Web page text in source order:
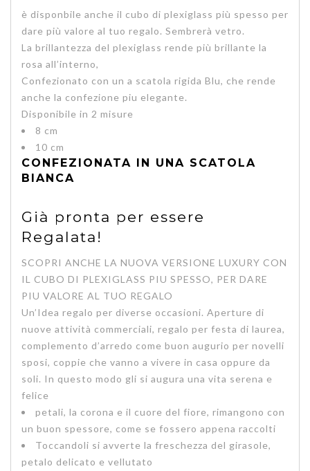
è disponbile anche il cubo di plexiglass più spesso per
dare più valore al tuo regalo. Sembrerà vetro.
La brillantezza del plexiglass rende più brillante la
rosa all’interno,
Confezionato con un a scatola rigida Blu, che rende
anche la confezione piu elegante.
Disponibile in 2 misure
8 cm
10 cm
CONFEZIONATA IN UNA SCATOLA
BIANCA
Già pronta per essere
Regalata!
SCOPRI ANCHE LA NUOVA VERSIONE LUXURY CON
IL CUBO DI PLEXIGLASS PIU SPESSO, PER DARE
PIU VALORE AL TUO REGALO
Un’Idea regalo per diverse occasioni. Aperture di
nuove attività commerciali, regalo per festa di laurea,
complemento d’arredo come buon augurio per novelli
sposi, coppie che vanno a vivere in casa oppure da
soli. In questo modo gli si augura una vita serena e
felice
petali, la corona e il cuore del fiore, rimangono con
un buon spessore, come se fossero appena raccolti
Toccandoli si avverte la freschezza del girasole,
petalo delicato e vellutato